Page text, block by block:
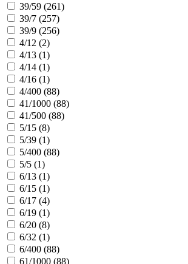
39/59 (261)
39/7 (257)
39/9 (256)
4/12 (2)
4/13 (1)
4/14 (1)
4/16 (1)
4/400 (88)
41/1000 (88)
41/500 (88)
5/15 (8)
5/39 (1)
5/400 (88)
5/5 (1)
6/13 (1)
6/15 (1)
6/17 (4)
6/19 (1)
6/20 (8)
6/32 (1)
6/400 (88)
61/1000 (88)